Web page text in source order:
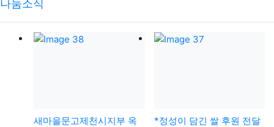
나눔소식
새마을문고제천시지부 옥
*정성이 담긴 쌀 후원 전달